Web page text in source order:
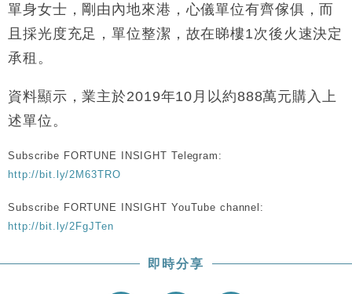
13:12
國際｜特朗普赴洛杉磯高球場活動前 男子攜槍彈被捕
12:30
11:40
財經｜黑石傳再籌逾360億美元 支援Anthropic租用
Google晶片
10:57
財經｜美商務部擬擴大金屬關稅範圍 14類產品或加徵
18:15
本地｜新世界K11 9月升級會員制度 增鉑金卡級別鎖
定高消費客群
17:40
財經｜本港6月零售額連升14個月 珠寶鐘錶銷售升勢
最強
50%
單身女士，剛由內地來港，心儀單位有齊傢俱，而
且採光度充足，單位整潔，故在睇樓1次後火速決定
承租。
資料顯示，業主於2019年10月以約888萬元購入上
述單位。
Subscribe FORTUNE INSIGHT Telegram:
http://bit.ly/2M63TRO
Subscribe FORTUNE INSIGHT YouTube channel:
http://bit.ly/2FgJTen
即時分享